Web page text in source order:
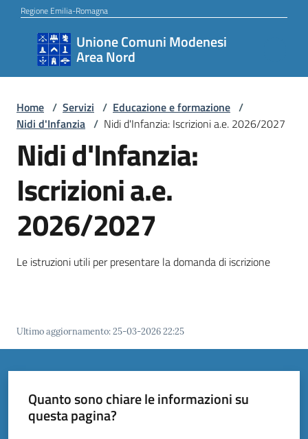
Vai al contenuto
Vai alla navigazione
Vai al footer
Regione Emilia-Romagna
Unione Comuni Modenesi
Area Nord
Unione
Comuni
Area
Nord
Amministrazione
e
Home / Servizi / Educazione e formazione /
Nidi d'Infanzia / Nidi d'Infanzia: Iscrizioni a.e. 2026/2027
Nidi d'Infanzia:
Iscrizioni a.e.
2026/2027
Le istruzioni utili per presentare la domanda di iscrizione
Ultimo aggiornamento:25-03-2026 22:25
Quanto sono chiare le informazioni su
questa pagina?